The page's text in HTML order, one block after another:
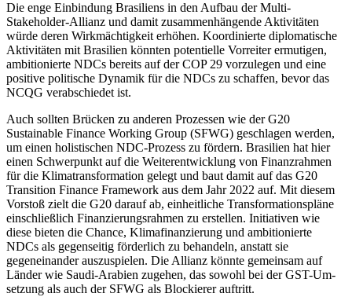
Die enge Einbindung Brasiliens in den Aufbau der Multi-
Stakeholder-Allianz und damit zusammenhängende Aktivitäten
würde deren Wirkmächtigkeit erhöhen. Ko­ordinierte diplomatische
Aktivitäten mit Brasilien könnten potentielle Vorreiter ermutigen,
ambitionierte NDCs bereits auf der COP 29 vorzulegen und eine
positive politische Dynamik für die NDCs zu schaf­fen, bevor das
NCQG verabschiedet ist.
Auch sollten Brücken zu anderen Prozessen wie der G20
Sustainable Finance Work­ing Group (SFWG) geschlagen werden,
um einen holistischen NDC-Prozess zu fördern. Brasilien hat hier
einen Schwerpunkt auf die Weiterentwicklung von Finanzrahmen
für die Klimatransformation gelegt und baut damit auf das G20
Transition Finance Framework aus dem Jahr 2022 auf. Mit diesem
Vorstoß zielt die G20 darauf ab, ein­heit­liche Transformationspläne
einschließlich Finanzierungsrahmen zu erstellen. Initia­tiven wie
diese bieten die Chance, Klima­finanzierung und ambitionierte
NDCs als gegenseitig förderlich zu behandeln, anstatt sie
gegeneinander auszuspielen. Die Allianz könnte gemeinsam auf
Länder wie Saudi-Arabien zugehen, das sowohl bei der GST-Um­
setzung als auch der SFWG als Blockierer auftritt.